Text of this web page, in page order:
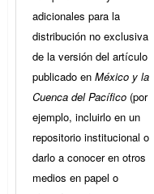
adicionales para la
distribución no exclusiva
de la versión del artículo
publicado en México y la
Cuenca del Pacífico (por
ejemplo, incluirlo en un
repositorio institucional o
darlo a conocer en otros
medios en papel o